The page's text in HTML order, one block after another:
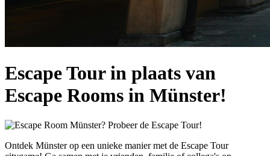
Escape Tour in plaats van
Escape Rooms in Münster!
Ontdek Münster op een unieke manier met de Escape Tour